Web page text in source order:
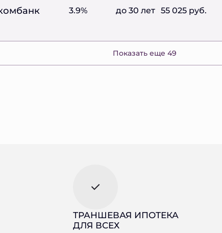
3.9% до 30 лет 55 025 руб.
Показать еще 49
ТРАНШЕВАЯ ИПОТЕКА
ДЛЯ ВСЕХ